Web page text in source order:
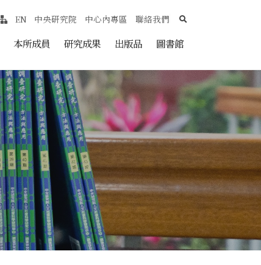
本所成員 研究成果 出版品 圖書館
網站導覽
EN 中央研究院 中心內專區 聯絡我們 search